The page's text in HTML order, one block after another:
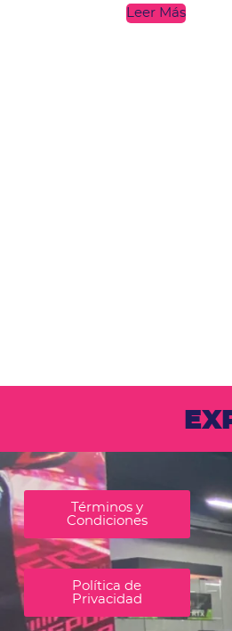
Leer Más
Términos y
Condiciones
Política de
Privacidad